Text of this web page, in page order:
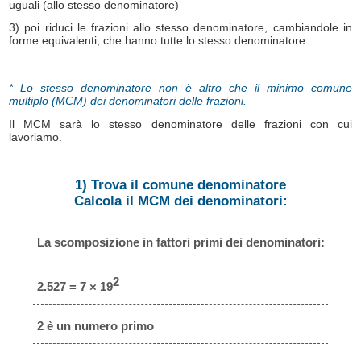
uguali (allo stesso denominatore)
3) poi riduci le frazioni allo stesso denominatore, cambiandole in
forme equivalenti, che hanno tutte lo stesso denominatore
* Lo stesso denominatore non è altro che il minimo comune
multiplo (MCM) dei denominatori delle frazioni.
Il MCM sarà lo stesso denominatore delle frazioni con cui
lavoriamo.
1) Trova il comune denominatore
Calcola il MCM dei denominatori:
La scomposizione in fattori primi dei denominatori:
2.527 = 7 × 192
2 è un numero primo